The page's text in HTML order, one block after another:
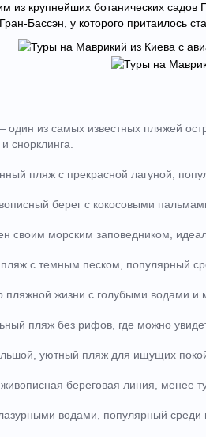
из крупнейших ботанических
Бассэн, у которого притаилось
один из самых известных пляжей
снорклинга.
пляж с прекрасной лагуной,
берег с кокосовыми
своим морским заповедником,
с темным песком, популярный
пляжной жизни с голубыми водами и
пляж без рифов, где можно
уютный пляж для ищущих
береговая линия, менее
водами, популярный среди